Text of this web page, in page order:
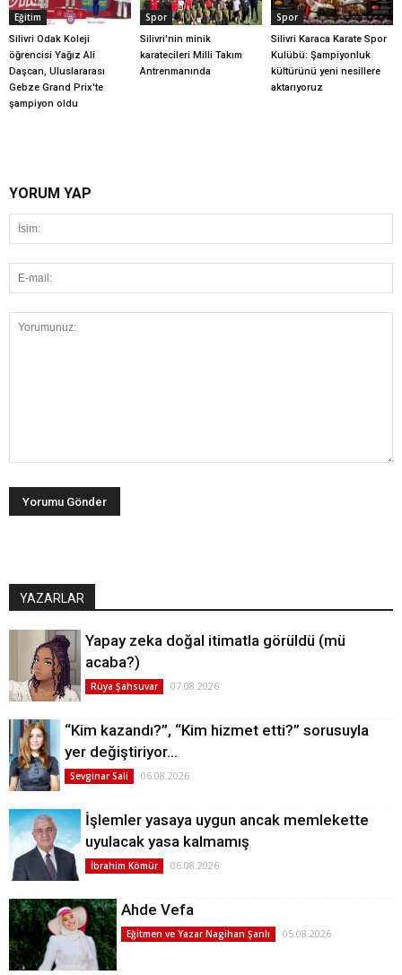
Eğitim
Silivri Odak Koleji
öğrencisi Yağız Ali
Daşcan, Uluslararası
Gebze Grand Prix'te
şampiyon oldu
Spor
Silivri'nin minik
karatecileri Milli Takım
Antrenmanında
Spor
Silivri Karaca Karate Spor
Kulübü: Şampiyonluk
kültürünü yeni nesillere
aktarıyoruz
YORUM YAP
YAZARLAR
Yapay zeka doğal itimatla görüldü (mü
acaba?)
Rüya Şahsuvar 07.08.2026
“Kim kazandı?”, “Kim hizmet etti?” sorusuyla
yer değiştiriyor…
Sevginar Sali 06.08.2026
İşlemler yasaya uygun ancak memlekette
uyulacak yasa kalmamış
İbrahim Kömür 06.08.2026
Ahde Vefa
Eğitmen ve Yazar Nagihan Şanlı 05.08.2026